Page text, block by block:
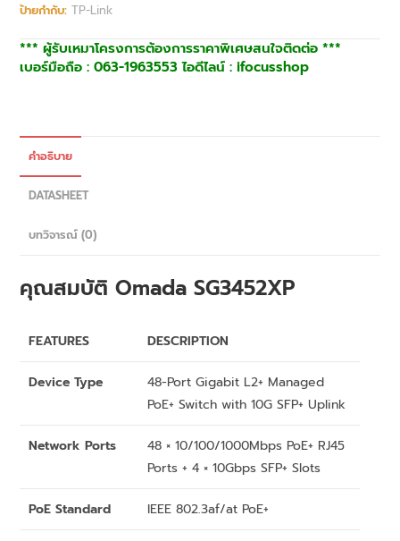
ป้ายกำกับ:TP-Link
*** ผู้รับเหมาโครงการต้องการราคาพิเศษสนใจติดต่อ ***
เบอร์มือถือ : 063-1963553 ไอดีไลน์ : ifocusshop
คำอธิบาย
DATASHEET
บทวิจารณ์ (0)
คุณสมบัติOmada SG3452XP
FEATURES DESCRIPTION
Device Type
48-Port Gigabit L2+ Managed
PoE+ Switch with 10G SFP+ Uplink
Network Ports
48 × 10/100/1000Mbps PoE+ RJ45
Ports + 4 × 10Gbps SFP+ Slots
PoE Standard IEEE 802.3af/at PoE+